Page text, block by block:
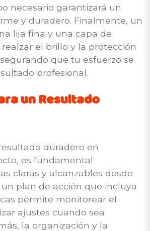
necesario garantizará un
y duradero. Finalmente, un
lija fina y una capa de
el brillo y la protección
que tu esfuerzo se
profesional.
un Resultado
duradero en
es fundamental
claras y alcanzables desde
plan de acción que incluya
permite monitorear el
ajustes cuando sea
la organización y la